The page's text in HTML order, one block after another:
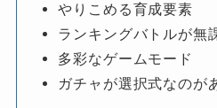
やりこめる育成要素
ランキングバトルが無
多彩なゲームモード
ガチャが選択式なのが